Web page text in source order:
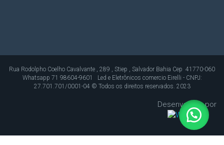
Rua Rodolpho Coelho Cavalvante , 289 , Stiep , Salvador Bahia Cep 41770-060
Whatsapp 71 98604-9601 Led e Eletrônicos comercio Eirelli - CNPJ:
27.701.701/0001-04 © Todos os direitos reservados. 2023
Desenvolvido por